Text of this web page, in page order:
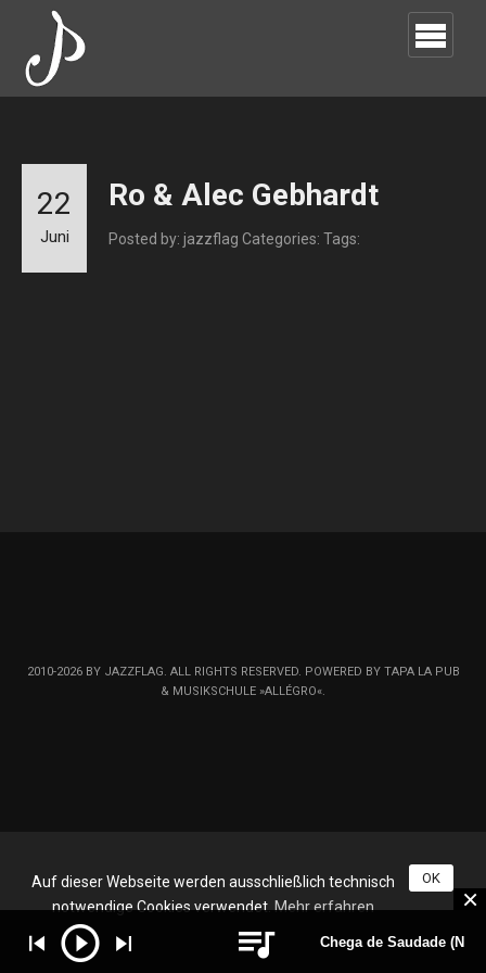
Ro & Alec Gebhardt
Posted by: jazzflag Categories: Tags:
22
Juni
2010-2026 BY JAZZFLAG. ALL RIGHTS RESERVED. POWERED BY TAPA LA PUB
& MUSIKSCHULE »ALLÉGRO«.
Chega de Saudade (No
Auf dieser Webseite werden ausschließlich technisch
notwendige Cookies verwendet.Mehr erfahren
OK